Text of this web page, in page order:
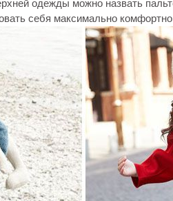
одежды можно назвать
себя максимально